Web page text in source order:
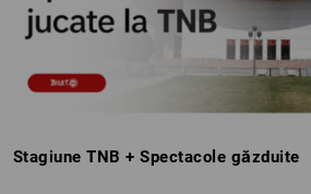
Stagiune TNB + Spectacole găzduite